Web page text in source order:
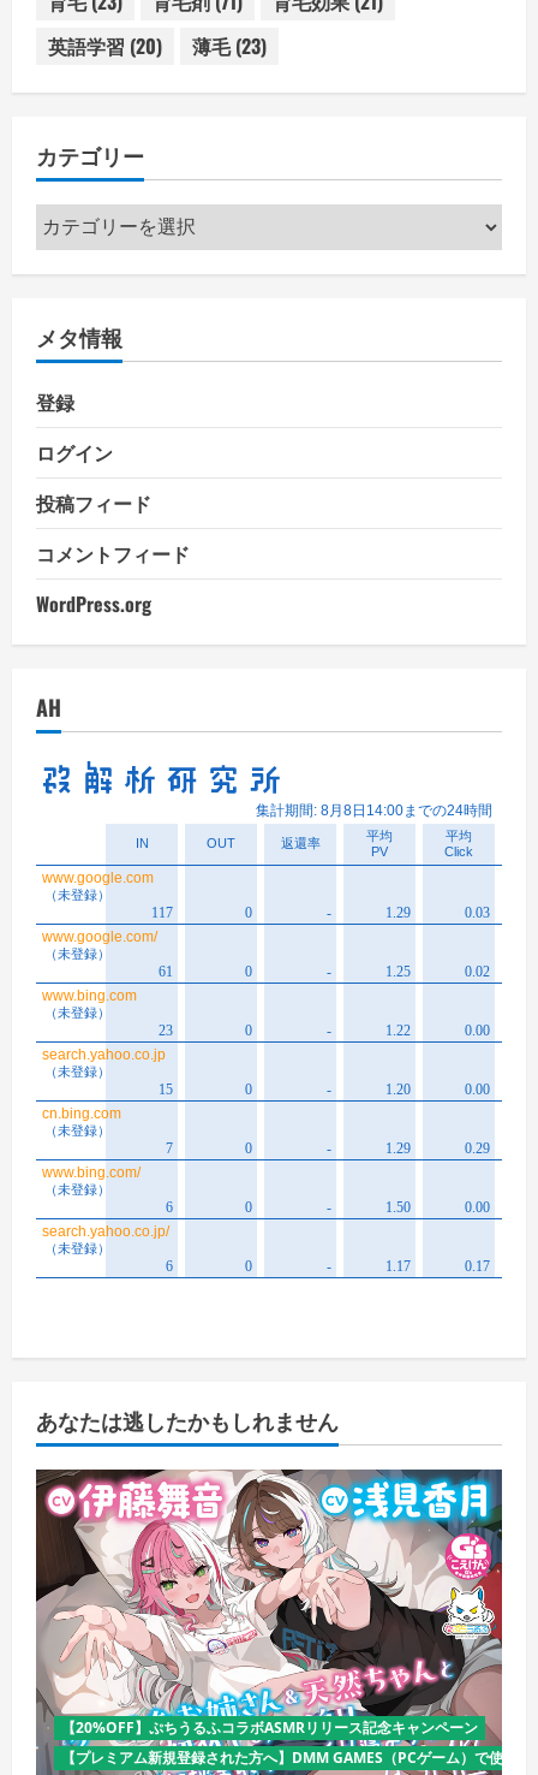
英語学習 (20) 薄毛(23)
カテゴリー
カ
テ
ゴ
ー
メタ情報
登録
ログイン
投稿フィード
コメントフィード
WordPress.org
AH
あなたは逃したかもしれません
【20%OFF】ぷちうるふコラボASMRリリース記念キャンペーン
【プレミアム新規登録された方へ】DMM GAMES（PCゲーム）で使え